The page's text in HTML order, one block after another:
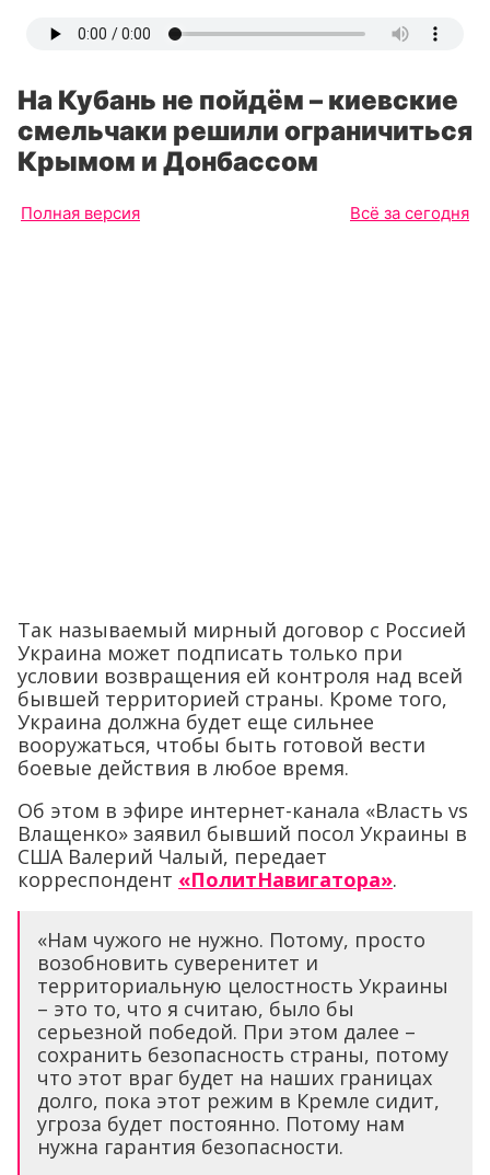
На Кубань не пойдём – киевские
смельчаки решили ограничиться
Крымом и Донбассом
Полная версия Всё за сегодня
Так называемый мирный договор с Россией
Украина может подписать только при
условии возвращения ей контроля над всей
бывшей территорией страны. Кроме того,
Украина должна будет еще сильнее
вооружаться, чтобы быть готовой вести
боевые действия в любое время.
Об этом в эфире интернет-канала «Власть vs
Влащенко» заявил бывший посол Украины в
США Валерий Чалый, передает
корреспондент «ПолитНавигатора».
«Нам чужого не нужно. Потому, просто
возобновить суверенитет и
территориальную целостность Украины
– это то, что я считаю, было бы
серьезной победой. При этом далее –
сохранить безопасность страны, потому
что этот враг будет на наших границах
долго, пока этот режим в Кремле сидит,
угроза будет постоянно. Потому нам
нужна гарантия безопасности.